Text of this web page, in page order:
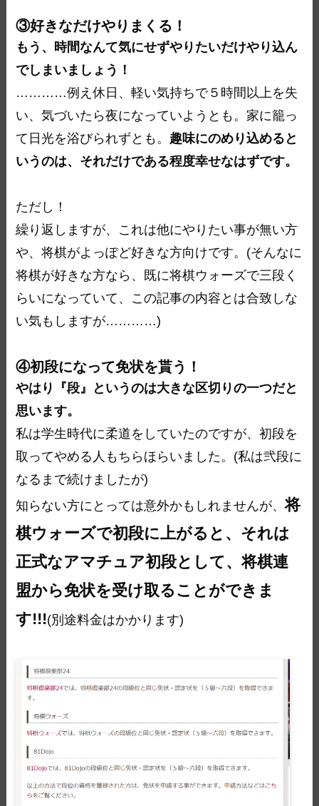
③好きなだけやりまくる！
もう、時間なんて気にせずやりたいだけやり込ん
でしまいましょう！
…………例え休日、軽い気持ちで５時間以上を失
い、気づいたら夜になっていようとも。家に籠っ
て日光を浴びられずとも。 趣味にのめり込めると
いうのは、それだけである程度幸せなはずです。
ただし！
繰り返しますが、これは他にやりたい事が無い方
や、将棋がよっぽど好きな方向けです。(そんなに
将棋が好きな方なら、既に将棋ウォーズで三段く
らいになっていて、この記事の内容とは合致しな
い気もしますが…………)
④初段になって免状を貰う！
やはり『段』というのは大きな区切りの一つだと
思います。
私は学生時代に柔道をしていたのですが、初段を
取ってやめる人もちらほらいました。(私は弐段に
なるまで続けましたが)
知らない方にとっては意外かもしれませんが、将
棋ウォーズで初段に上がると、それは
正式なアマチュア初段として、将棋連
盟から免状を受け取ることができま
す!!!(別途料金はかかります)